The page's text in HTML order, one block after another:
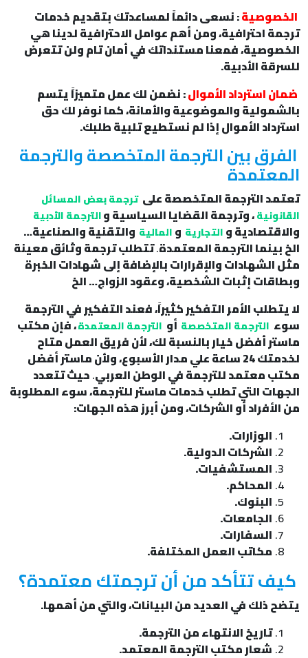
الخصوصية: نسعى دائماً لمساعدتك بتقديم خدمات
ترجمة احترافية، ومن أهم عوامل الاحترافية لدينا هي
الخصوصية، فمعنا مستنداتك في أمان تام ولن تتعرض
للسرقة الأدبية.
ضمان استرداد الأموال: نضمن لك عمل متميزاً يتسم
بالشمولية والموضوعية والأمانة، كما نوفر لك حق
استرداد الأموال إذا لم نستطيع تلبية طلبك.
الفرق بين الترجمة المتخصصة والترجمة
المعتمدة
تعتمد الترجمة المتخصصة على ترجمة بعض المسائل
القانونية، وترجمة القضايا السياسية والترجمة الأدبية
والاقتصادية والتجارية والمالية والتقنية والصناعية…
الخ بينما الترجمة المعتمدة.تتطلب ترجمة وثائق معينة
مثل الشهادات والإقرارات بالإضافة إلى شهادات الخبرة
وبطاقات إثبات الشخصية، وعقود الزواج… الخ
لا يتطلب الأمر التفكير كثيراً، فعند التفكير في الترجمة
سوء الترجمة المتخصصة أو الترجمة المعتمدة، فإن مكتب
ماستر أفضل خيار بالنسبة لك، لأن فريق العمل متاح
لخدمتك 24 ساعة علي مدار الأسبوع، ولأن ماستر أفضل
مكتب معتمد للترجمة في الوطن العربي.حيث تتعدد
الجهات التي تطلب خدمات ماستر للترجمة، سوء المطلوبة
من الأفراد أو الشركات، ومن أبرز هذه الجهات:
الوزارات.
الشركات الدولية.
المستشفيات.
المحاكم.
البنوك.
الجامعات.
السفارات.
مكاتب العمل المختلفة.
كيف تتأكد من أن ترجمتك معتمدة؟
يتضح ذلك في العديد من البيانات، والتي من أهمها.
تاريخ الانتهاء من الترجمة.
شعار مكتب الترجمة المعتمد.